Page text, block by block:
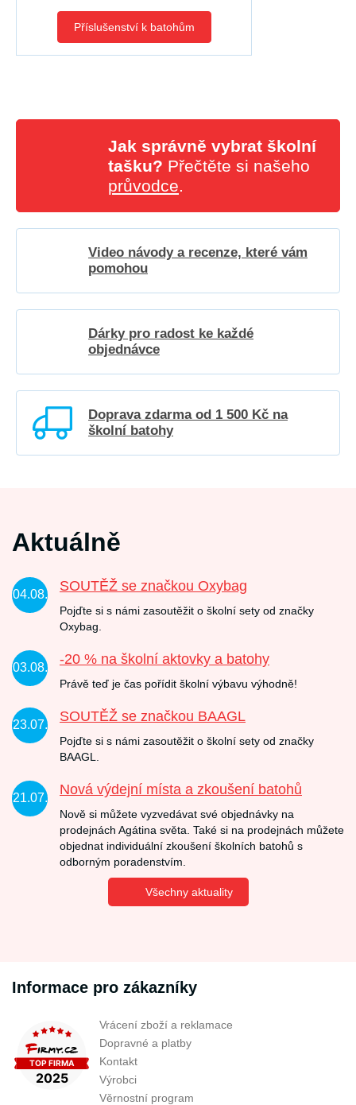
Příslušenství k batohům
Jak správně vybrat školní
tašku? Přečtěte si našeho
průvodce.
Video návody a recenze, které vám
pomohou
Dárky pro radost ke každé
objednávce
Doprava zdarma od 1 500 Kč na
školní batohy
Aktuálně
04.08.
SOUTĚŽ se značkou Oxybag
Pojďte si s námi zasoutěžit o školní sety od značky
Oxybag.
03.08.
-20 % na školní aktovky a batohy
Právě teď je čas pořídit školní výbavu výhodně!
23.07.
SOUTĚŽ se značkou BAAGL
Pojďte si s námi zasoutěžit o školní sety od značky
BAAGL.
21.07.
Nová výdejní místa a zkoušení batohů
Nově si můžete vyzvedávat své objednávky na
prodejnách Agátina světa. Také si na prodejnách můžete
objednat individuální zkoušení školních batohů s
odborným poradenstvím.
Všechny aktuality
Informace pro zákazníky
Vrácení zboží a reklamace
Dopravné a platby
Kontakt
Výrobci
Věrnostní program